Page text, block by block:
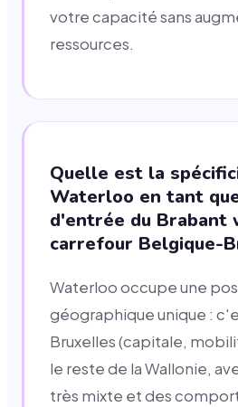
votre capacité sans
ressources.
Quelle est la
Waterloo en tant
d'entrée du Brabant
carrefour Belgique-
Waterloo occupe une
géographique unique :
Bruxelles (capitale,
le reste de la Wallonie,
très mixte et des